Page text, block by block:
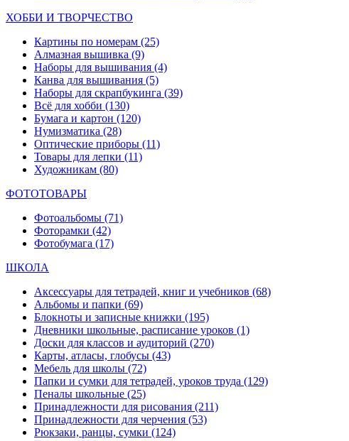
ХОББИ И ТВОРЧЕСТВО
Картины по номерам (25)
Алмазная вышивка (9)
Наборы для вышивания (4)
Канва для вышивания (5)
Наборы для скрапбукинга (39)
Всё для хобби (130)
Бумага и картон (120)
Нумизматика (28)
Оптические приборы (11)
Товары для лепки (11)
Художникам (80)
ФОТОТОВАРЫ
Фотоальбомы (71)
Фоторамки (42)
Фотобумага (17)
ШКОЛА
Аксессуары для тетрадей, книг и учебников (68)
Альбомы и папки (69)
Блокноты и записные книжки (195)
Дневники школьные, расписание уроков (1)
Доски для классов и аудиторий (270)
Карты, атласы, глобусы (43)
Мебель для школы (72)
Папки и сумки для тетрадей, уроков труда (129)
Пеналы школьные (25)
Принадлежности для рисования (211)
Принадлежности для черчения (53)
Рюкзаки, ранцы, сумки (124)